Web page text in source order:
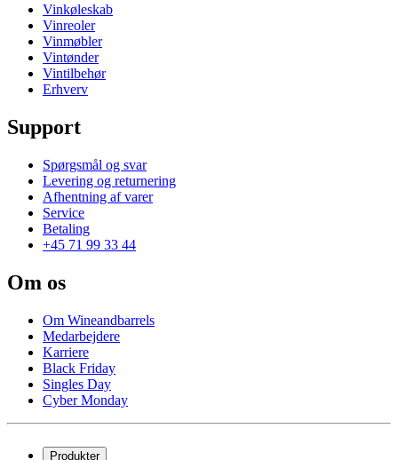
Vinkøleskab
Vinreoler
Vinmøbler
Vintønder
Vintilbehør
Erhverv
Support
Spørgsmål og svar
Levering og returnering
Afhentning af varer
Service
Betaling
+45 71 99 33 44
Om os
Om Wineandbarrels
Medarbejdere
Karriere
Black Friday
Singles Day
Cyber Monday
Produkter